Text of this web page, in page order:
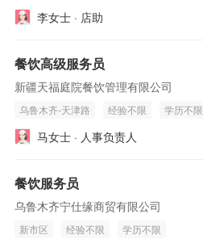
李女士 · 店助
餐饮高级服务员
新疆天福庭院餐饮管理有限公司
乌鲁木齐-天津路 经验不限 学历不限
马女士 · 人事负责人
餐饮服务员
乌鲁木齐宁仕缘商贸有限公司
新市区 经验不限 学历不限